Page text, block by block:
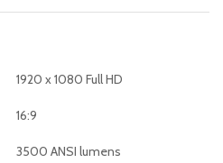
1920 x 1080 Full HD
16:9
3500 ANSI lumens